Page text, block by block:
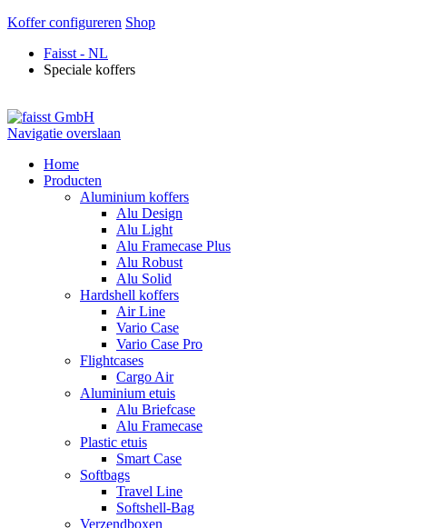
Koffer configureren Shop
Faisst - NL
Speciale koffers
Navigatie overslaan
Home
Producten
Aluminium koffers
Alu Design
Alu Light
Alu Framecase Plus
Alu Robust
Alu Solid
Hardshell koffers
Air Line
Vario Case
Vario Case Pro
Flightcases
Cargo Air
Aluminium etuis
Alu Briefcase
Alu Framecase
Plastic etuis
Smart Case
Softbags
Travel Line
Softshell-Bag
Verzendboxen